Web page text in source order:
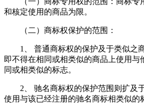
和核定使用的商品为限。
（二）商标权保护的范围：
1、 普通商标权的保护及于类似之商
即不得在相同或相类似的商品上使用与
同或相类似的标志。
2、 驰名商标权的保护范围则扩及
使用与该已经注册的驰名商标相类似的